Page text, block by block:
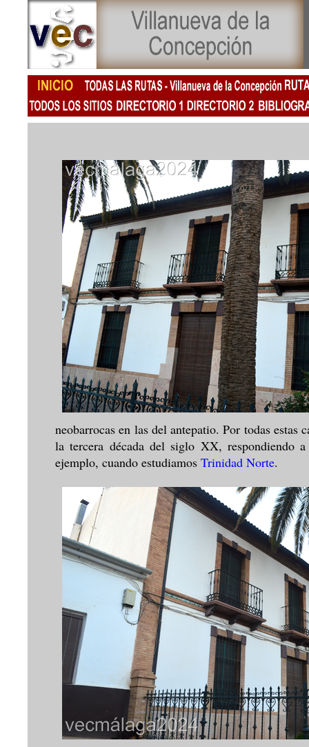
neobarrocas en las del antepatio. Por todas
la tercera década del siglo XX, respondiendo
ejemplo, cuando estudiamos Trinidad Norte.